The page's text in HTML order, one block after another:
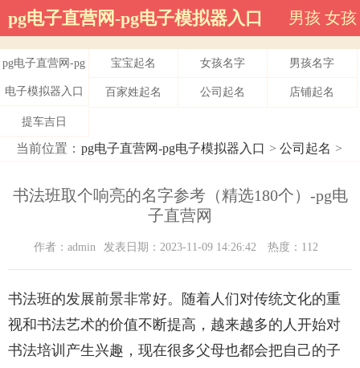
pg电子直营网-pg电子模拟器入口 男孩 女孩
pg电子直营网-pg
电子模拟器入口
宝宝起名 女孩名字 男孩名字
百家姓起名 公司起名 店铺起名
提车吉日
当前位置： pg电子直营网-pg电子模拟器入口 > 公司起名 >
书法班取个响亮的名字参考（精选180个）-pg电
子直营网
作者：admin 发表日期：2023-11-09 14:26:42 热度：112
书法班的发展前景非常好。随着人们对传统文化的重
视和书法艺术的价值不断提高，越来越多的人开始对
书法培训产生兴趣，现在很多父母也都会把自己的子